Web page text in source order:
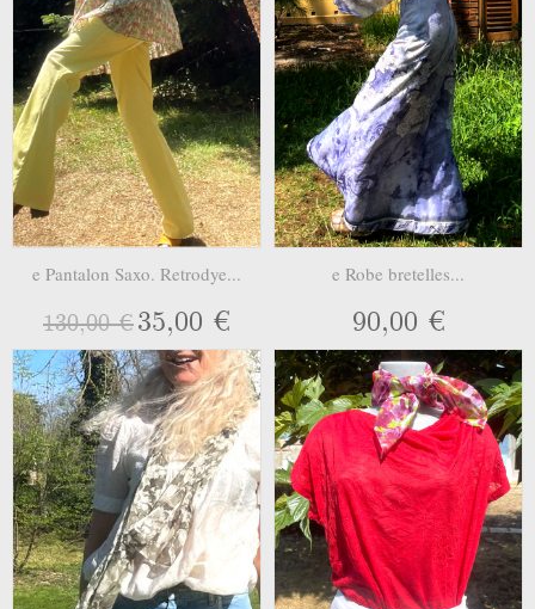
e Pantalon Saxo. Retrodye...
130,00 €35,00 €
e Robe bretelles...
90,00 €